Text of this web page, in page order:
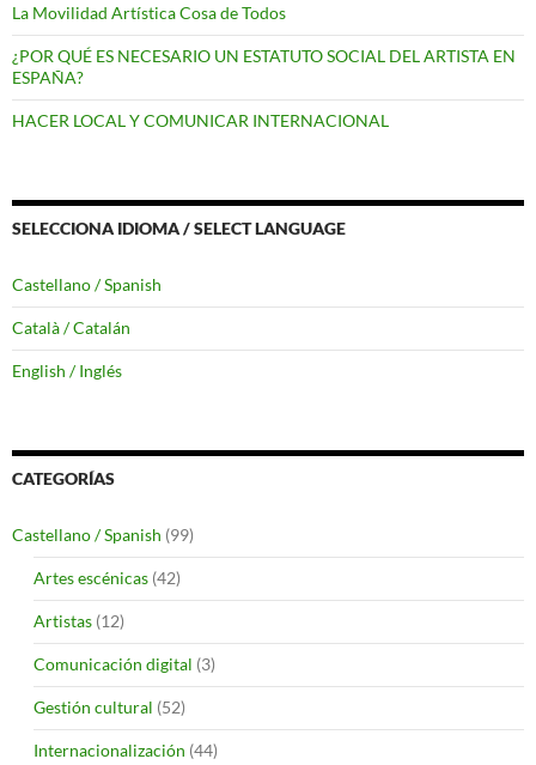
La Movilidad Artística Cosa de Todos
¿POR QUÉ ES NECESARIO UN ESTATUTO SOCIAL DEL ARTISTA EN
ESPAÑA?
HACER LOCAL Y COMUNICAR INTERNACIONAL
SELECCIONA IDIOMA / SELECT LANGUAGE
Castellano / Spanish
Català / Catalán
English / Inglés
CATEGORÍAS
Castellano / Spanish (99)
Artes escénicas (42)
Artistas (12)
Comunicación digital (3)
Gestión cultural (52)
Internacionalización (44)